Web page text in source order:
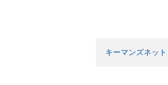
キーマンズネット